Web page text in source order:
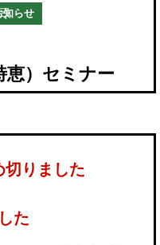
知らせ
恵）セミナー
切りました
た